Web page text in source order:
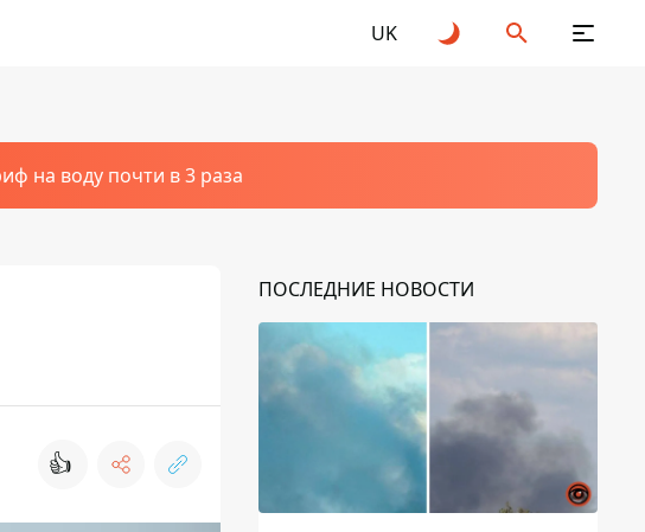
UK
на воду почти в 3 раза
👍
ПОСЛЕДНИЕ НОВОСТИ